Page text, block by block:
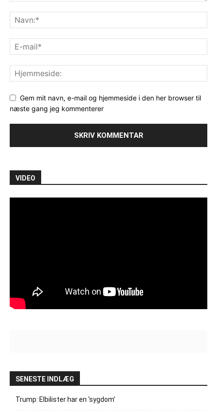
Gem mit navn, e-mail og hjemmeside i den her browser til
næste gang jeg kommenterer
VIDEO
SENESTE INDLÆG
Trump: Elbilister har en ‘sygdom’